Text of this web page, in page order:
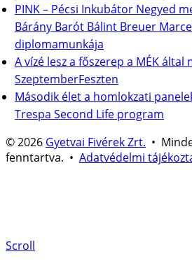
PINK – Pécsi Inkubátor Negyed
Bárány Barót Bálint Breuer
diplomamunkája
A vízé lesz a főszerep a MÉK
SzeptemberFeszten
Második élet a homlokzati
Trespa Second Life program
© 2026 Gyetvai Fivérek Zrt. •
fenntartva. • Adatvédelmi
Scroll